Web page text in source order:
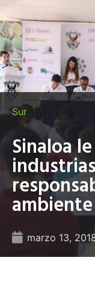
Sur
Sinaloa
ambiente
marzo 13,